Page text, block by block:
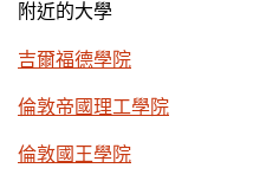
附近的大學
吉爾福德學院
倫敦帝國理工學院
倫敦國王學院